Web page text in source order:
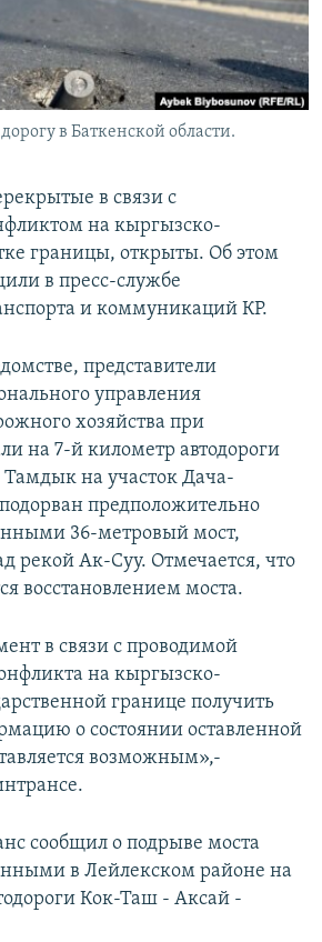
в Баткенской области.
в связи с
на кыргызско-
границы, открыты. Об этом
в пресс-службе
и коммуникаций КР.
представители
управления
хозяйства при
на 7-й километр автодороги
на участок Дача-
предположительно
36-метровый мост,
рекой Ак-Суу. Отмечается, что
восстановлением моста.
в связи с проводимой
на кыргызско-
границе получить
о состоянии оставленной
возможным»,-
сообщил о подрыве моста
в Лейлекском районе на
Кок-Таш - Аксай -